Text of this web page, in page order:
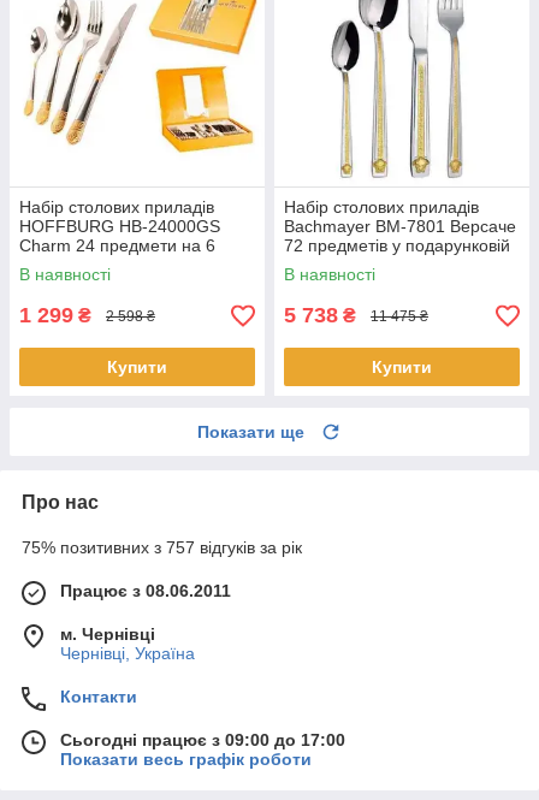
Набір столових приладів
HOFFBURG HB-24000GS
Charm 24 предмети на 6
персон ложки, виделки
(вилки), ножі
В наявності
1 299 ₴ 2 598 ₴
Купити
Набір столових приладів
Bachmayer BM-7801 Версаче
72 предметів у подарунковій
валізі на 12 персон ложки,
виделки (вилки), ножі
В наявності
5 738 ₴ 11 475 ₴
Купити
Показати ще
Про нас
75% позитивних з 757 відгуків за рік
Працює з 08.06.2011
м. Чернівці
Чернівці, Україна
Контакти
Сьогодні працює з 09:00 до 17:00
Показати весь графік роботи